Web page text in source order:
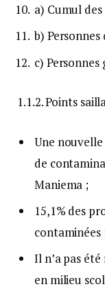
a) Cumul des
b) Personnes
c) Personnes
1.1.2. Points
Une
de
Maniema ;
15,1% des
contaminées
Il n’a pas
en milieu